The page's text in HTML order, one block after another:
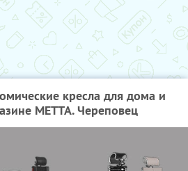
кресла для дома и
METTA. Череповец